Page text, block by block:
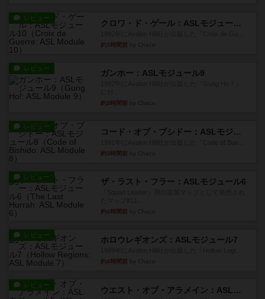
レビュー
クロワ・ド・ゲール：ASLモジュール10
約3時間前
レビュー ガンホー：ASLモジュール9
約3時間前
レビュー
コード・オブ・ブシドー：ASLモジュール8
約3時間前
レビュー ザ・ラスト・フラー：ASLモジュール6
約4時間前
レビュー ホロウレギオンズ：ASLモジュール7
約4時間前
レビュー
ウエスト・オブ・アラメイン：ASLモジュール5